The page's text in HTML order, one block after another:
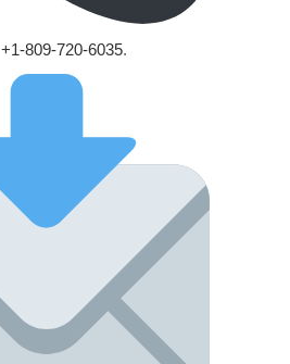
+1-809-720-6035.